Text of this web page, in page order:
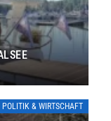
POLITIK & WIRTSCHAFT